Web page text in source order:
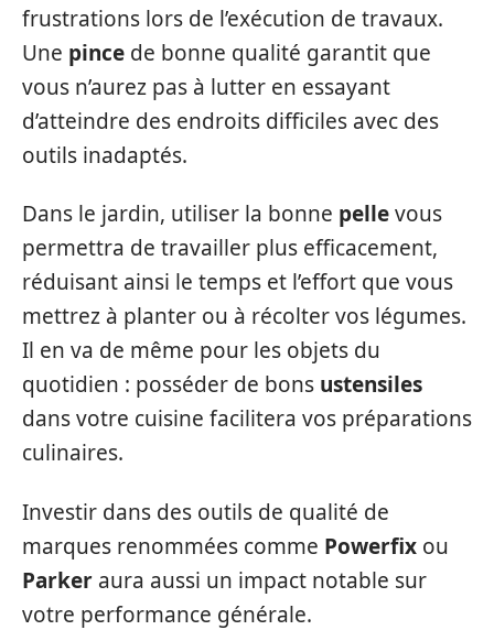
frustrations lors de l’exécution de travaux.
Une pince de bonne qualité garantit que
vous n’aurez pas à lutter en essayant
d’atteindre des endroits difficiles avec des
outils inadaptés.
Dans le jardin, utiliser la bonne pellevous
permettra de travailler plus efficacement,
réduisant ainsi le temps et l’effort que vous
mettrez à planter ou à récolter vos légumes.
Il en va de même pour les objets du
quotidien : posséder de bons ustensiles
dans votre cuisine facilitera vos préparations
culinaires.
Investir dans des outils de qualité de
marques renommées comme Powerfix ou
Parker aura aussi un impact notable sur
votre performance générale.